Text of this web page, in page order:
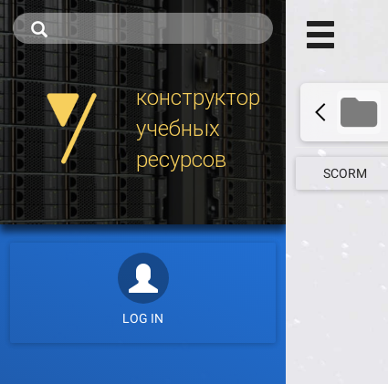
конструктор
учебных
ресурсов
LOG IN
SCORM